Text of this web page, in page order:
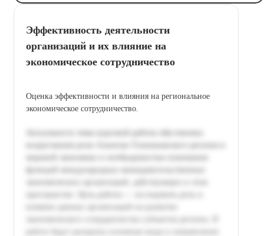
Эффективность деятельности
организаций и их влияние на
экономическое сотрудничество
Оценка эффективности и влияния на региональное
экономическое сотрудничество.